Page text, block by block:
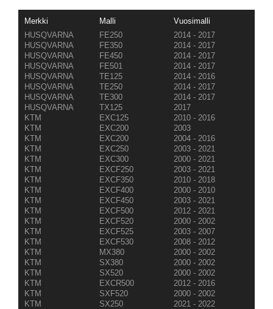
Merkki Malli
Vuosimalli
HUSQVARNA
FE250
2014 - 2017
HUSQVARNA
FE350
2014 - 2017
HUSQVARNA
FE450
2014 - 2017
HUSQVARNA
FE501
2014 - 2017
HUSQVARNA
TE125
2014 - 2016
HUSQVARNA
TE250
2014 - 2017
HUSQVARNA
TE300
2014 - 2017
HUSQVARNA
TX125
2017
KTM
EXC125
2010 - 2016
KTM
EXC200
2003
KTM
EXC200
2004 - 2016
KTM
EXC250
2003 - 2021
KTM
EXC300
2000 - 2021
KTM
EXCF250
2003 - 2021
KTM
EXCF350
2010 - 2018
KTM
EXCF400
2000 - 2010
KTM
EXCF450
2003 - 2021
KTM
EXCF500
2012 - 2021
KTM
EXCF520
2000 - 2002
KTM
EXCF525
2003 - 2007
KTM
EXCF530
2008 - 2012
KTM
MX380
2000 - 2002
KTM
SX380
2000 - 2002
KTM
SX520
2000 - 2002
KTM
EXCR500
2012 - 2016
KTM
SXF520
2000 - 2002
KTM
SX250 2021 - 2022